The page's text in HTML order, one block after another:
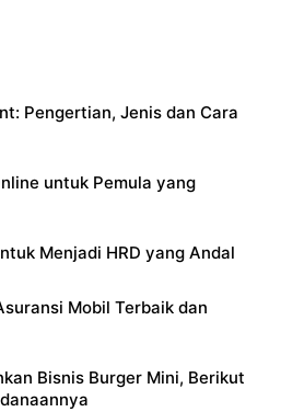
Pengertian, Jenis dan Cara
untuk Pemula yang
Menjadi HRD yang Andal
Mobil Terbaik dan
Bisnis Burger Mini, Berikut